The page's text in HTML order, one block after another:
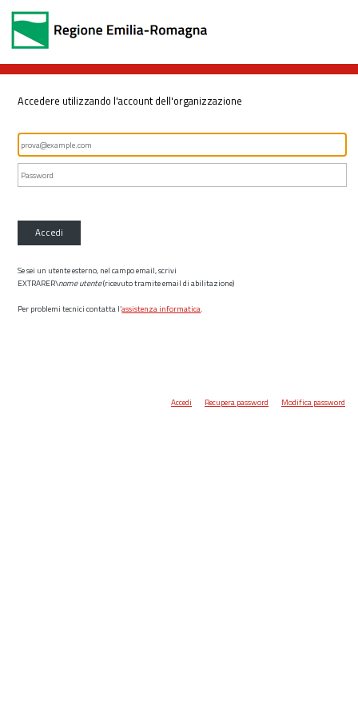
Accedere utilizzando l'account dell'organizzazione
Accedi
Se sei un utente esterno, nel campo email, scrivi
EXTRARER\nome utente(ricevuto tramite email di abilitazione)
Per problemi tecnici contatta l’assistenza informatica.
Accedi Recupera password Modifica password